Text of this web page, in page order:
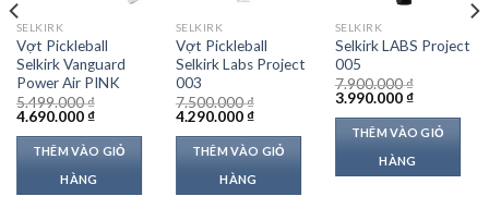
SELKIRK
Vợt Pickleball
Selkirk Vanguard
Power Air PINK
5.499.000₫
Giá
5.499.000 ₫.
4.690.000₫Giá
tại
là:
4.690.000 ₫.
THÊM VÀO GIỎ
HÀNG
SELKIRK
Vợt Pickleball
Selkirk Labs Project
003
7.500.000₫
Giá
7.500.000 ₫.
4.290.000₫Giá
tại
là:
4.290.000 ₫.
THÊM VÀO GIỎ
HÀNG
SELKIRK
Selkirk LABS Project
005
7.900.000₫
Giá
7.900.000 ₫.
3.990.000₫Giá
tại
là:
3.990.000
THÊM VÀO GIỎ
HÀNG